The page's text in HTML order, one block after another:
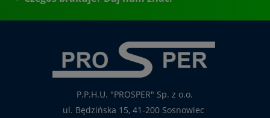
P.P.H.U. "PROSPER" Sp. z o.o.
ul. Będzińska 15, 41-200 Sosnowiec